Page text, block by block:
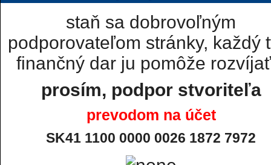
staň sa dobrovoľným
podporovateľom stránky, každý
finančný dar ju pomôže
prosím, podpor stvoriteľa
prevodom na účet
SK41 1100 0000 0026 1872 7972